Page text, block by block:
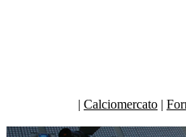
| Calciomercato |